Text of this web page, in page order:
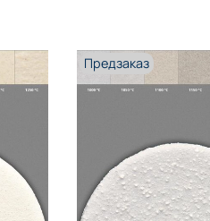
Предзаказ